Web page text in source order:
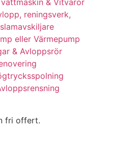
& Vitvaror
reningsverk,
eller Värmepump
& Avloppsrör
fri offert.